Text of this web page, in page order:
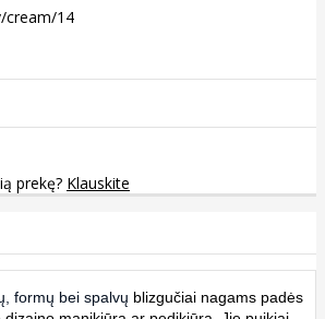
cream/14
prekę? Klauskite
formų bei spalvų blizgučiai nagams padės